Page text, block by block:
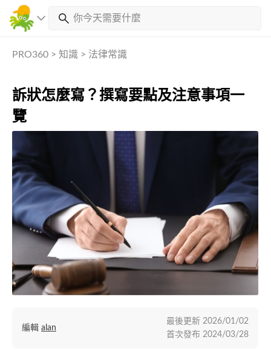
PRO360 > 知識 > 法律常識
訴狀怎麼寫？撰寫要點及注意事項一
覽
編輯 alan
最後更新 2026/01/02
首次發布 2024/03/28